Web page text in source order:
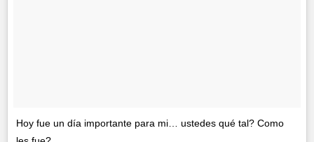
Hoy fue un día importante para mi… ustedes qué tal? Como